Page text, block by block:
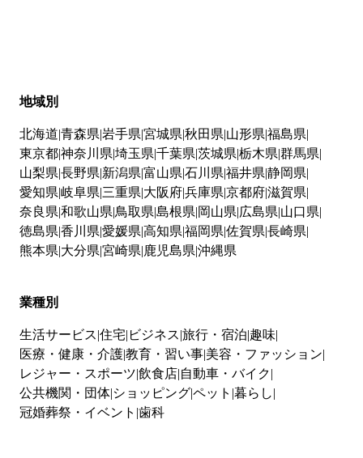
地域別
北海道 青森県 岩手県 宮城県 秋田県 山形県 福島県
東京都神奈川県 埼玉県 千葉県 茨城県 栃木県 群馬県
山梨県 長野県 新潟県 富山県 石川県 福井県 静岡県
愛知県 岐阜県 三重県 大阪府兵庫県 京都府滋賀県
奈良県 和歌山県 鳥取県 島根県 岡山県 広島県 山口県
徳島県 香川県 愛媛県 高知県 福岡県 佐賀県 長崎県
熊本県 大分県 宮崎県 鹿児島県 沖縄県
業種別
生活サービス 住宅 ビジネス 旅行・宿泊 趣味
医療・健康・介護教育・習い事 美容・ファッション
レジャー・スポーツ 飲食店 自動車・バイク
公共機関・団体 ショッピングペット 暮らし
冠婚葬祭・イベント 歯科